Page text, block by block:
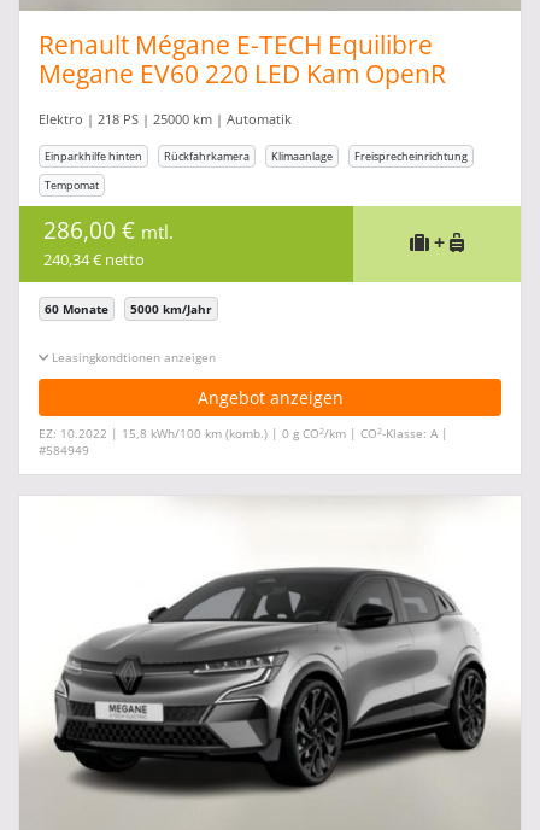
Renault Mégane E-TECH Equilibre
Megane EV60 220 LED Kam OpenR
Elektro | 218 PS | 25000 km | Automatik
Einparkhilfe hinten Rückfahrkamera Klimaanlage
Freisprecheinrichtung
Tempomat
286,00 € mtl.
240,34 € netto
+
60 Monate 5000 km/Jahr
Leasingkonditionen ein-/ausblenden
Angebot anzeigen
EZ: 10.2022 | 15,8 kWh/100 km (komb.) | 0 g CO2/km | CO2-Klasse: A |
#584949